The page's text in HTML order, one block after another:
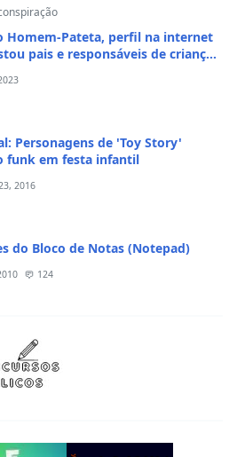
Homem-Pateta, perfil na internet
pais e responsáveis de crianças
Personagens de 'Toy Story'
funk em festa infantil
2016
do Bloco de Notas (Notepad)
124